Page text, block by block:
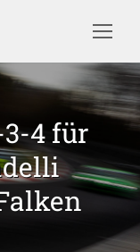
Search:
3-4 für